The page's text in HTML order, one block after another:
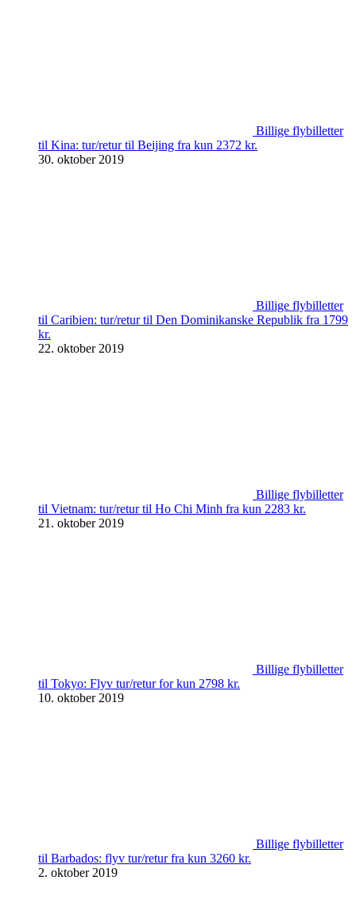
Billige flybilletter
til Kina: tur/retur til Beijing fra kun 2372 kr.
30. oktober 2019
Billige flybilletter
til Caribien: tur/retur til Den Dominikanske Republik fra 1799
kr.
22. oktober 2019
Billige flybilletter
til Vietnam: tur/retur til Ho Chi Minh fra kun 2283 kr.
21. oktober 2019
Billige flybilletter
til Tokyo: Flyv tur/retur for kun 2798 kr.
10. oktober 2019
Billige flybilletter
til Barbados: flyv tur/retur fra kun 3260 kr.
2. oktober 2019